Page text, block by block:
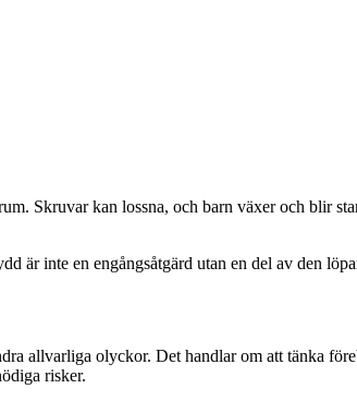
Skruvar kan lossna, och barn växer och blir
är inte en engångsåtgärd utan en del av den
allvarliga olyckor. Det handlar om att tänka
risker.